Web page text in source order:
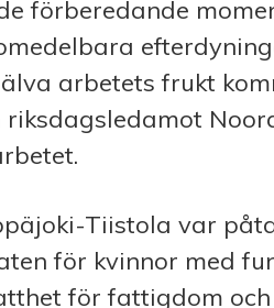
förberedande
arbetets frukt
Tiistola var
för kvinnor med
för fattigdom